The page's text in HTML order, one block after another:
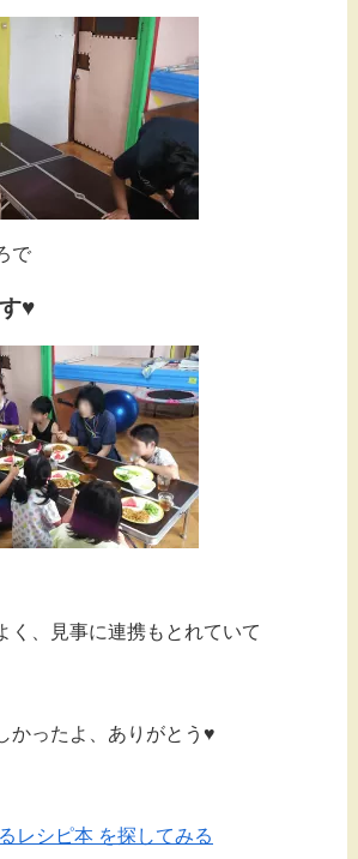
で
♥
く、見事に連携もとれていて
かったよ、ありがとう♥
レシピ本 を探してみる